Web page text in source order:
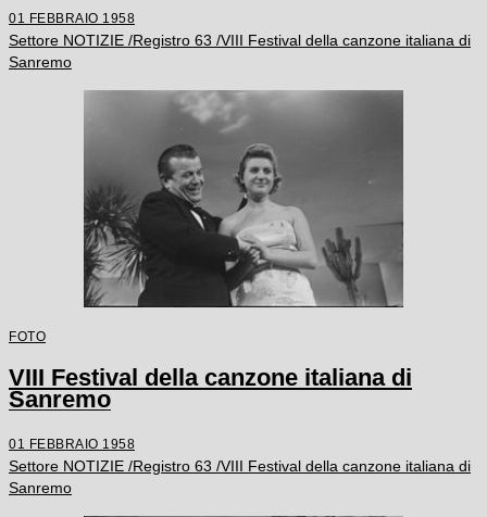
01 FEBBRAIO 1958
Settore NOTIZIE /Registro 63 /VIII Festival della canzone italiana di
Sanremo
FOTO
VIII Festival della canzone italiana di
Sanremo
01 FEBBRAIO 1958
Settore NOTIZIE /Registro 63 /VIII Festival della canzone italiana di
Sanremo